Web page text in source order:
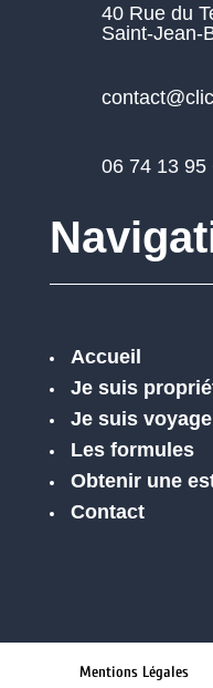
40 Rue du
Saint-Jean-
06 74 13 95
Accueil
Je suis
Je suis
Les formules
Obtenir une
Contact
Mentions Légales